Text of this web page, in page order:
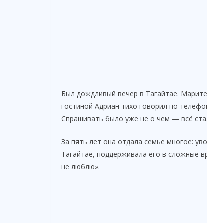
Был дождливый вечер в Тагайтае.
гостиной Адриан тихо говорил по
Спрашивать было уже не о чем — всё
За пять лет она отдала семье многое:
Тагайтае, поддерживала его в сложные
не люблю».